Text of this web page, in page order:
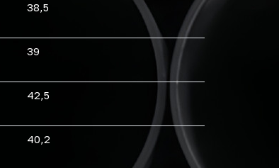
38,5
39
42,5
40,2